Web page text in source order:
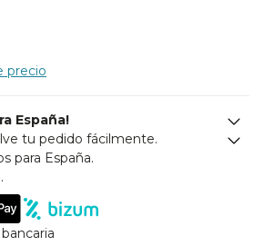
precio
España!
tu pedido fácilmente.
para España.